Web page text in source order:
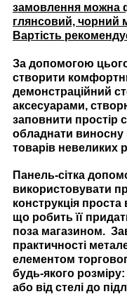
замовлення можна
глянсовий, чорний
Вартість
За допомогою
створити
демонстраційний
аксесуарами,
заповнити простір
обладнати виносну
товарів невеликих
Панель-сітка
використовувати
конструкція проста
що робить її
поза магазином.
практичності
елементом
будь-якого
або від стелі до